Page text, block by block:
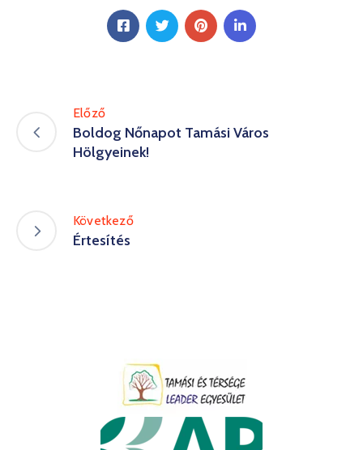
Előző
Boldog Nőnapot Tamási Város
Hölgyeinek!
Következő
Értesítés